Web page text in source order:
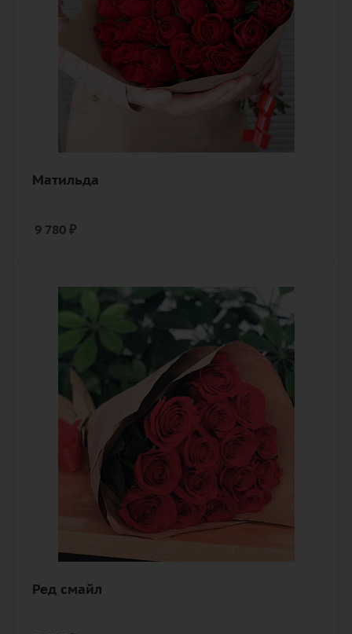
Матильда
9 780 ₽
Количество
алый, бордовый, красный, чайный
Описание
роза, лента, дизайнерская упаковка
Ред смайл